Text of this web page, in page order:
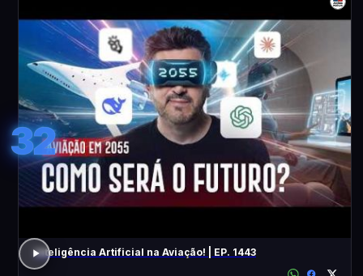
32
Inteligência Artificial na Aviação! | EP. 1443